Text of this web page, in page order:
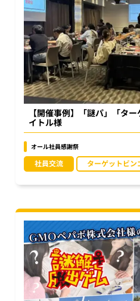
【開催事例】「謎パ」「タ
イトル様
オール社員感謝祭
社員交流 ターゲットビン